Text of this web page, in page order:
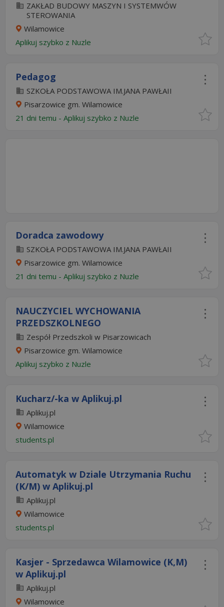
ZAKŁAD BUDOWY MASZYN I SYSTEMWÓW
STEROWANIA
Wilamowice
Aplikuj szybko z Nuzle
Pedagog
SZKOŁA PODSTAWOWA IM.JANA PAWŁAII
Pisarzowice gm. Wilamowice
21 dni temu - Aplikuj szybko z Nuzle
Doradca zawodowy
SZKOŁA PODSTAWOWA IM.JANA PAWŁAII
Pisarzowice gm. Wilamowice
21 dni temu - Aplikuj szybko z Nuzle
NAUCZYCIEL WYCHOWANIA
PRZEDSZKOLNEGO
Zespół Przedszkoli w Pisarzowicach
Pisarzowice gm. Wilamowice
Aplikuj szybko z Nuzle
Kucharz/-ka w Aplikuj.pl
Aplikuj.pl
Wilamowice
students.pl
Automatyk w Dziale Utrzymania Ruchu
(K/M) w Aplikuj.pl
Aplikuj.pl
Wilamowice
students.pl
Kasjer - Sprzedawca Wilamowice (K,M)
w Aplikuj.pl
Aplikuj.pl
Wilamowice